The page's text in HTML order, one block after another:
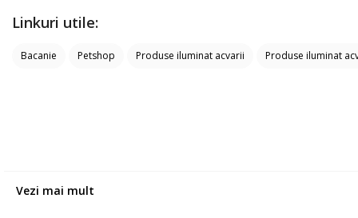
Linkuri utile:
Bacanie Petshop Produse iluminat acvarii Produse iluminat
Vezi mai mult